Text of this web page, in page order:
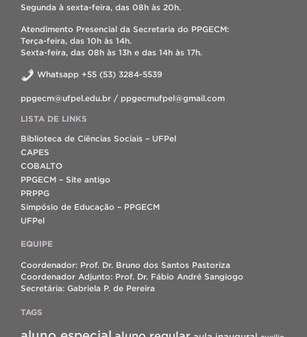
Segunda à sexta-feira, das 08h às 20h.
Atendimento Presencial da Secretaria do PPGECM:
Terça-feira, das 10h às 14h.
Sexta-feira, das 08h às 13h e das 14h às 17h.
Whatsapp +55 (53) 3284-5539
ppgecm@ufpel.edu.br / ppgecmufpel@gmail.com
LISTA DE LINKS
Biblioteca de Ciências Sociais – UFPel
CAPES
COBALTO
PPGECM – Site antigo
PRPPG
Simpósio de Educação – PPGECM
UFPel
EQUIPE
Coordenador: Prof. Dr. Bruno dos Santos Pastoriza
Coordenador Adjunto: Prof. Dr. Fábio André Sangiogo
Secretária: Gabriela P. de Pereira
TAGS